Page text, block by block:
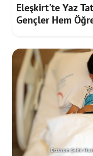
Eleşkirt'te Yaz
Gençler Hem